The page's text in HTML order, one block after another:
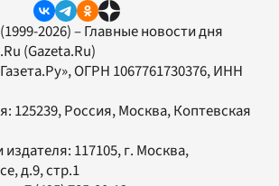
2026) – Главные новости дня
(Gazeta.Ru)
, ОГРН 1067761730376, ИНН
125239, Россия, Москва, Коптевская
издателя: 117105, г. Москва,
д.9, стр.1